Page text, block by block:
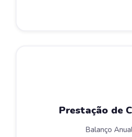
Prestação de
Balanço